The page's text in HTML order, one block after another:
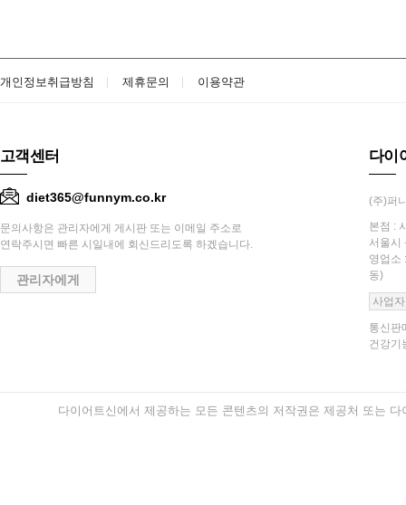
개인정보취급방침 제휴문의 이용약관
고객센터
diet365@funnym.co.kr
문의사항은 관리자에게 게시판 또는 이메일 주소로
연락주시면 빠른 시일내에 회신드리도록 하겠습니다.
관리자에게
다이
(주)퍼
본점 :
서울시
영업소
동)
사업
통신판
건강기
다이어트신에서 제공하는 모든 콘텐츠의 저작권은 제공처 또는